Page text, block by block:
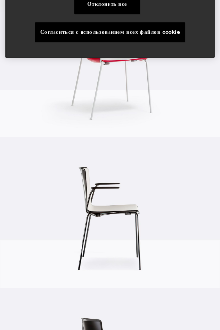
Отклонить все
Согласиться с использованием всех файлов cookie